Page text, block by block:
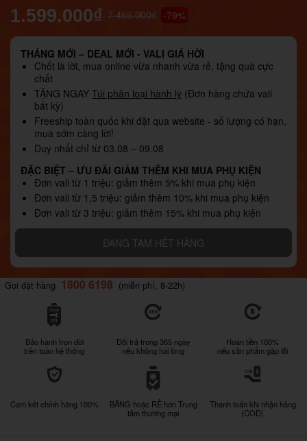
1.599.000₫ 7.465.000₫ -79%
THÁNG MỚI – DEAL MỚI - VALI GIÁ HỜI
Chốt là lời, mua online vừa nhanh vừa rẻ, tặng quà cực
chất
TẶNG NGAY Túi phân loại hành lý (Đơn hàng chứa vali
bất kỳ)
Freeship toàn quốc khi đặt qua website - số lượng có hạn,
mua sớm càng lời!
Duy nhất chỉ từ 03.08 – 09.08
ĐẶC BIỆT – ƯU ĐÃI GIẢM THÊM KHI MUA PHỤ KIỆN
Đơn vali từ 1 triệu: giảm thêm 5% khi mua phụ kiện
Đơn vali từ 1,5 triệu: giảm thêm 10% khi mua phụ kiện
Đơn vali từ 3 triệu: giảm thêm 15% khi mua phụ kiện
ĐANG TẠM HẾT HÀNG
Gọi đặt hàng 1800 6198 (miễn phí, 8-22h)
Bảo hành trọn đời
trên toàn hệ thống
Đổi trả trong 365 ngày
nếu không hài lòng
Hoàn tiền 100%
nếu sản phẩm gặp lỗi
Cam kết chính hãng 100%
BẰNG hoặc RẺ hơn Trung
tâm thương mại
Thanh toán khi nhận hàng
(COD)